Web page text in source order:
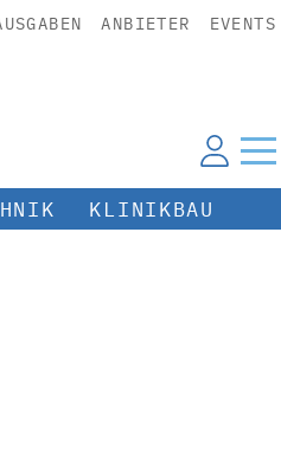
ANBIETER EVENTS
KLINIKBAU